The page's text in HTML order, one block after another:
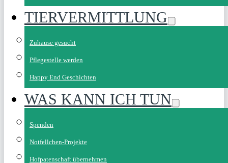
TIERVERMITTLUNG
Zuhause gesucht
Pflegestelle werden
Happy End Geschichten
WAS KANN ICH TUN
Spenden
Notfellchen-Projekte
Hofpatenschaft übernehmen